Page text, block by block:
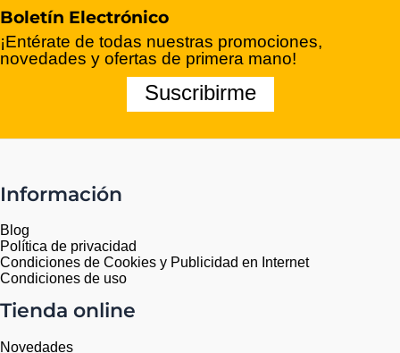
Boletín Electrónico
¡Entérate de todas nuestras promociones,
novedades y ofertas de primera mano!
Suscribirme
Información
Blog
Política de privacidad
Condiciones de Cookies y Publicidad en Internet
Condiciones de uso
Tienda online
Novedades